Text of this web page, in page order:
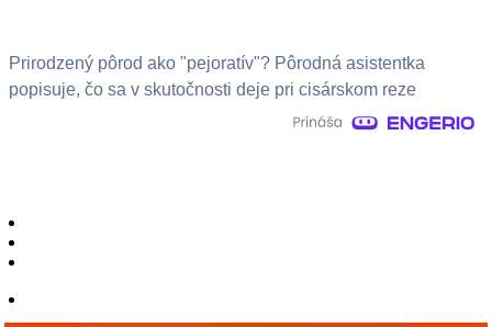
Prirodzený pôrod ako "pejoratív"? Pôrodná asistentka
popisuje, čo sa v skutočnosti deje pri cisárskom reze